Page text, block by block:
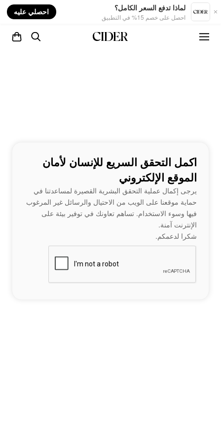
لماذا تدفع السعر الكامل؟
احصل على خصم 15% في التطبيق
احصلي عليه
اكمل التحقق السريع للإنسان لأمان
الموقع الإلكتروني
يرجى إكمال عملية التحقق البشرية القصيرة لمساعدتنا في
حماية موقعنا على الويب من الاحتيال والرسائل غير المرغوب
فيها وسوء الاستخدام. تساهم تعاونك في توفير بيئة على
الإنترنت آمنة.
شكرا لدعمكم.